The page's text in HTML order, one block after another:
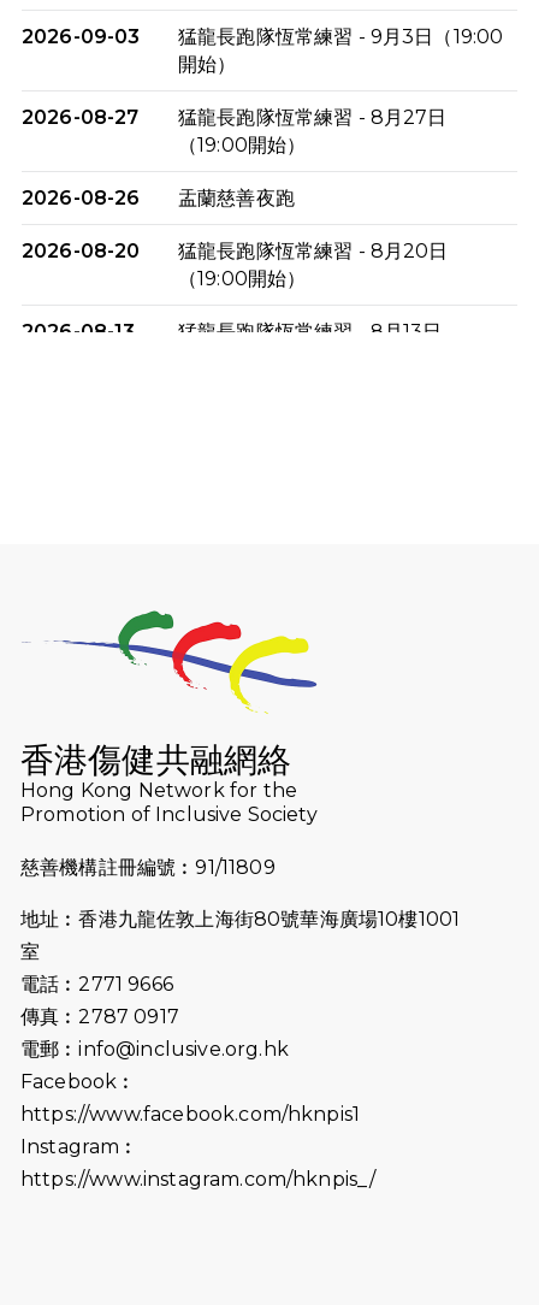
2026-09-03
猛龍長跑隊恆常練習 - 9月3日（19:00
開始）
2026-08-27
猛龍長跑隊恆常練習 - 8月27日
（19:00開始）
2026-08-26 盂蘭慈善夜跑
2026-08-20
猛龍長跑隊恆常練習 - 8月20日
（19:00開始）
2026-08-13
猛龍長跑隊恆常練習 - 8月13日
2026-07-23
猛龍長跑隊恆常練習 - 7月23日
（19:00開始）
猛龍長跑隊恆常練習 - 7月16日
2026-07-10
【猛龍戈壁118公里分享暨香港傷健共
融網絡15周年晚宴】
2026-07-09
猛龍長跑隊恆常練習 - 7月9日（19:00
2026-07-02
2026-06-25
（19:00開始）
2026-06-18
猛龍長跑隊恆常練習 - 6月18日
2026-06-11
猛龍長跑隊恆常練習 - 6月11日（19:00
香港傷健共融網絡
Hong Kong Network for the
Promotion of Inclusive Society
慈善機構註冊編號︰91/11809
地址︰香港九龍佐敦上海街80號華海廣場10樓1001
室
電話︰2771 9666
傳真︰2787 0917
電郵︰info@inclusive.org.hk
Facebook︰
https://www.facebook.com/hknpis1
Instagram︰
https://www.instagram.com/hknpis_/